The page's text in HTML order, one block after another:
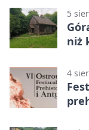
5
niż
4